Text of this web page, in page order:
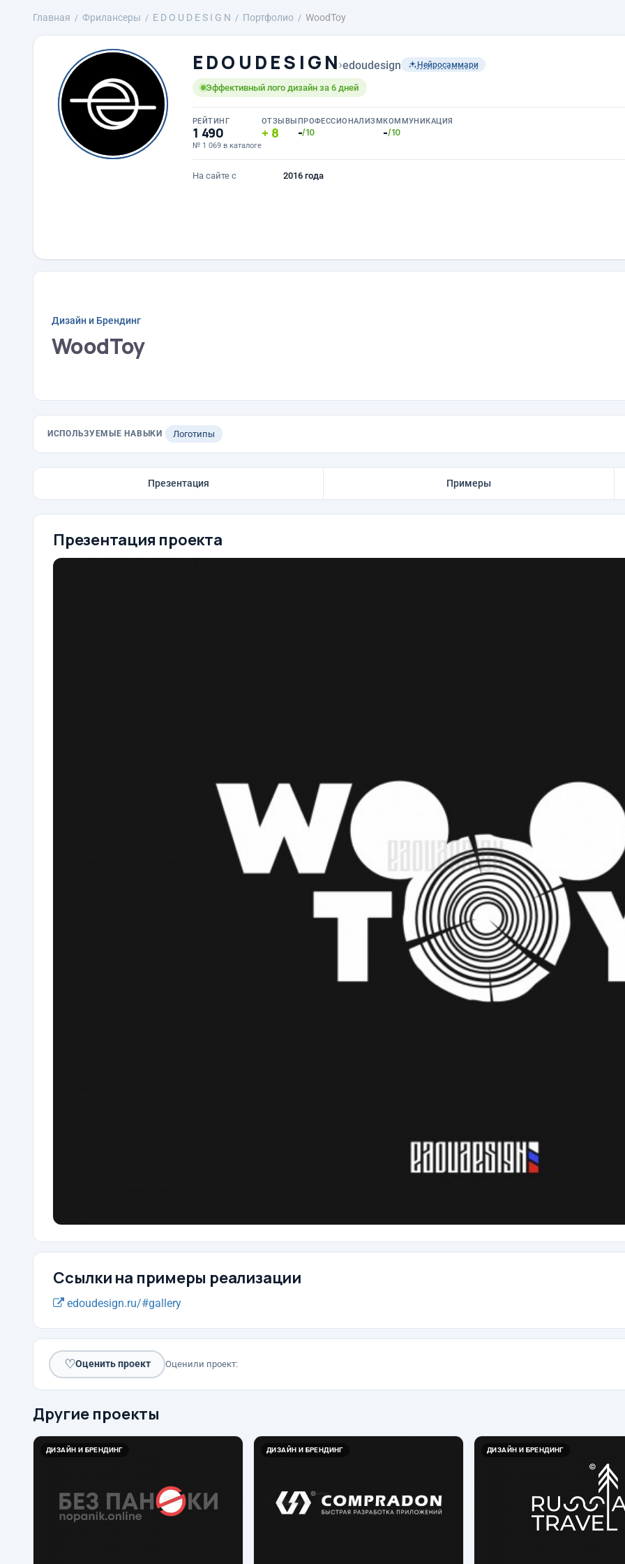
Главная Фрилансеры E D O U D E S I G N Портфолио WoodToy
E D O U D E S I G N›edoudesign Нейросаммари
Эффективный лого дизайн за 6 дней
РЕЙТИНГ
1 490
№ 1 069 в каталоге
ОТЗЫВЫ
8
ПРОФЕССИОНАЛИЗМ
-/10
КОММУНИКАЦИЯ
-/10
На сайте с 2016 года
Дизайн и Брендинг
WoodToy
ИСПОЛЬЗУЕМЫЕ НАВЫКИ Логотипы
Презентация Примеры
Презентация проекта
Ссылки на примеры реализации
edoudesign.ru/#gallery
♡Оценить проект Оценили проект:
Другие проекты
ДИЗАЙН И БРЕНДИНГ ДИЗАЙН И БРЕНДИНГ ДИЗАЙН И БРЕНДИНГ